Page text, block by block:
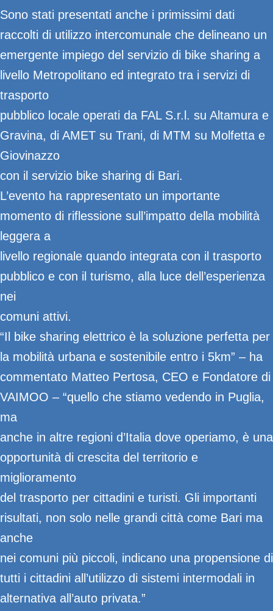
Sono stati presentati anche i primissimi dati
raccolti di utilizzo intercomunale che delineano un
emergente impiego del servizio di bike sharing a
livello Metropolitano ed integrato tra i servizi di
trasporto
pubblico locale operati da FAL S.r.l. su Altamura e
Gravina, di AMET su Trani, di MTM su Molfetta e
Giovinazzo
con il servizio bike sharing di Bari.
L’evento ha rappresentato un importante
momento di riflessione sull’impatto della mobilità
leggera a
livello regionale quando integrata con il trasporto
pubblico e con il turismo, alla luce dell’esperienza
nei
comuni attivi.
“Il bike sharing elettrico è la soluzione perfetta per
la mobilità urbana e sostenibile entro i 5km” – ha
commentato Matteo Pertosa, CEO e Fondatore di
VAIMOO – “quello che stiamo vedendo in Puglia,
ma
anche in altre regioni d’Italia dove operiamo, è una
opportunità di crescita del territorio e
miglioramento
del trasporto per cittadini e turisti. Gli importanti
risultati, non solo nelle grandi città come Bari ma
anche
nei comuni più piccoli, indicano una propensione di
tutti i cittadini all’utilizzo di sistemi intermodali in
alternativa all’auto privata.”